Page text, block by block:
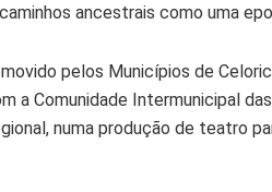
ancestrais como uma
pelos Municípios de
a Comunidade Intermunicipal
numa produção de teatro